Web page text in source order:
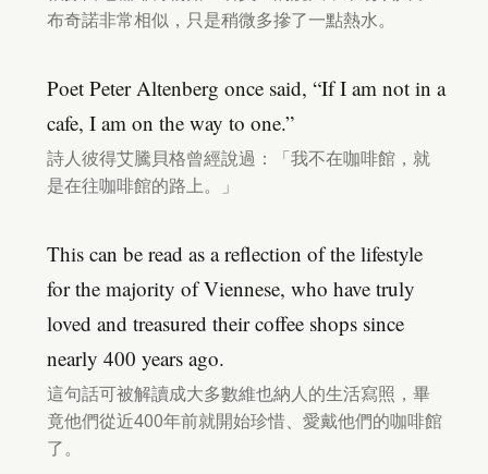
布奇諾非常相似，只是稍微多摻了一點熱水。
Poet Peter Altenberg once said, “If I am not in a
cafe, I am on the way to one.”
詩人彼得艾騰貝格曾經說過：「我不在咖啡館，就
是在往咖啡館的路上。」
This can be read as a reflection of the lifestyle
for the majority of Viennese, who have truly
loved and treasured their coffee shops since
nearly 400 years ago.
這句話可被解讀成大多數維也納人的生活寫照，畢
竟他們從近400年前就開始珍惜、愛戴他們的咖啡館
了。